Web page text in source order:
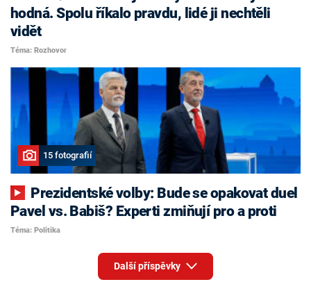
hodná. Spolu říkalo pravdu, lidé ji nechtěli
vidět
Téma: Rozhovor
15 fotografií
Pavel vs. Babiš? Experti zmiňují pro a proti
Téma: Politika
Další příspěvky